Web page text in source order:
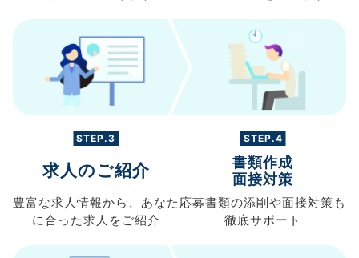
STEP.3
求人のご紹介
豊富な求人情報から、 あなた
に合った求人を ご紹介
STEP.4
書類作成
面接対策
応募書類の添削や面接対策も
徹底サポート